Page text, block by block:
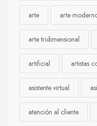
arte arte
arte tridimensional
artificial artistas
asistente virtual
atención al cliente